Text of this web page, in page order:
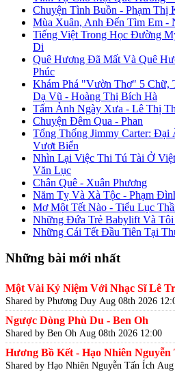
Chuyện Tình Buồn - Phạm Thị
Mùa Xuân, Anh Đến Tìm Em -
Tiếng Việt Trong Học Đường
Di
Quê Hương Đã Mất Và Quê
Phúc
Khám Phá "Vườn Thơ" 5 Chữ,
Dạ Vũ - Hoàng Thị Bích Hà
Tấm Ảnh Ngày Xưa - Lê Thị
Chuyện Đêm Qua - Phan
Tổng Thống Jimmy Carter: Đại
Vượt Biển
Nhìn Lại Việc Thi Tú Tài Ở
Văn Lục
Chân Quê - Xuân Phương
Năm Tỵ Và Xà Tộc - Phạm
Mơ Một Tết Nào - Tiểu Lục
Những Đứa Trẻ Babylift Và Tôi
Những Cái Tết Đầu Tiên Tại
Những bài mới nhất
Một Vài Kỷ Niệm Với Nhạc Sĩ Lê
Shared by Phương Duy Aug 08th 2026
Ngược Dòng Phù Du - Ben Oh
Shared by Ben Oh Aug 08th 2026 12:00
Hương Bồ Kết - Hạo Nhiên Nguyễn
Shared by Hạo Nhiên Nguyễn Tấn Ích